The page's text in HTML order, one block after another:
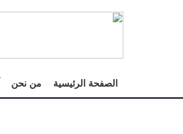
الصفحة الرئيسية من نحن